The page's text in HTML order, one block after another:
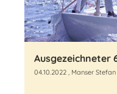
04.10.2022 , Manser Stefan